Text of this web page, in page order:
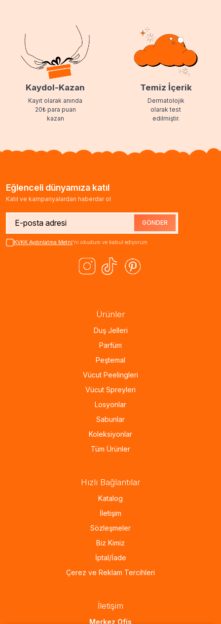
Kaydol-Kazan
Kayıt olarak anında
20₺ para puan
kazan
Temiz İçerik
Dermatolojik
olarak test
edilmiştir.
Eğlenceli dünyamıza katıl
Katıl ve kampanyalardan haberdar ol
GÖNDER
KVKK Aydınlatma Metni'ni okudum ve kabul ediyorum
Ürünler
Duş Jelleri
Parfüm
Peştemal
Vücut Peelingleri
Vücut Spreyleri
Losyonlar
Sabunlar
Koleksiyonlar
Tüm Ürünler
Hızlı Bağlantılar
Katalog
İletişim
Sözleşmeler
Biz Kimiz
İptal/İade
Çerez ve Reklam Tercihleri
İletişim
Merkez Ofis